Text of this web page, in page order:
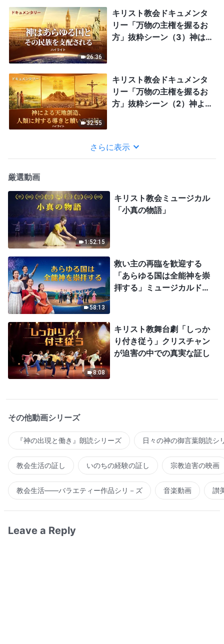
26:36
キリスト教会ドキュメンタ
リー「万物の主権を握るお
方」抜粋シーン（3）神は
32:55
キリスト教会ドキュメンタ
リー「万物の主権を握るお
方」抜粋シーン（2）神よ
さらに表示
厳選動画
1:52:15
キリスト教会ミュージカル
「小真の物語」
58:13
救い主の再臨を歓迎する
「あらゆる国は全能神を崇
拝する」ミュージカルドラ
8:08
キリスト教舞台劇「しっか
り付き従う」クリスチャン
が迫害の中での真実な証し
その他動画シリーズ
『神の出現と働き』朗読シリーズ 日々の神の御言葉朗読シ
教会生活の証し いのちの経験の証し 宗教迫害の映画
教会生活――バラエティー作品シリ－ズ 音楽動画 讃
Leave a Reply